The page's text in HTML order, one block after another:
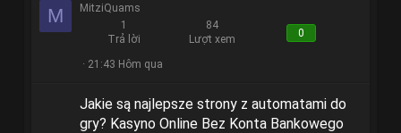
M
MitziQuams
1
Trả lời
84
Lượt xem
0
21:43 Hôm qua
Jakie są najlepsze strony z automatami do
gry? Kasyno Online Bez Konta Bankowego